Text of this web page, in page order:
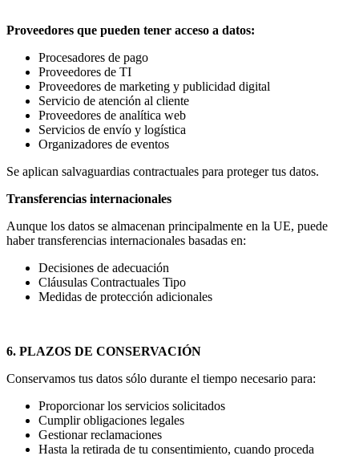
Proveedores que pueden tener acceso a datos:
Procesadores de pago
Proveedores de TI
Proveedores de marketing y publicidad digital
Servicio de atención al cliente
Proveedores de analítica web
Servicios de envío y logística
Organizadores de eventos
Se aplican salvaguardias contractuales para proteger tus datos.
Transferencias internacionales
Aunque los datos se almacenan principalmente en la UE, puede
haber transferencias internacionales basadas en:
Decisiones de adecuación
Cláusulas Contractuales Tipo
Medidas de protección adicionales
6. PLAZOS DE CONSERVACIÓN
Conservamos tus datos sólo durante el tiempo necesario para:
Proporcionar los servicios solicitados
Cumplir obligaciones legales
Gestionar reclamaciones
Hasta la retirada de tu consentimiento, cuando proceda